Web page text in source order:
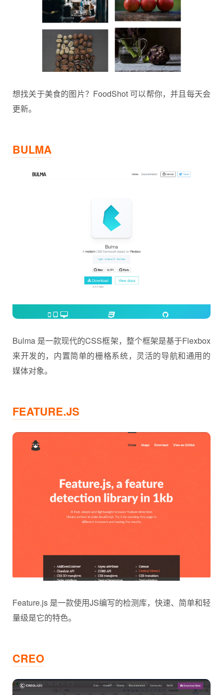
想找关于美食的图片？FoodShot 可以帮你，并且每天会
更新。
BULMA
Bulma 是一款现代的CSS框架，整个框架是基于Flexbox
来开发的，内置简单的栅格系统，灵活的导航和通用的
媒体对象。
FEATURE.JS
Feature.js 是一款使用JS编写的检测库，快速、简单和轻
量级是它的特色。
CREO